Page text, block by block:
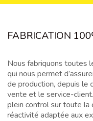
FABRICATION
Nous fabriquons toutes
qui nous permet
de production, depuis le
vente et le service-
plein control sur toute la
réactivité adaptée aux